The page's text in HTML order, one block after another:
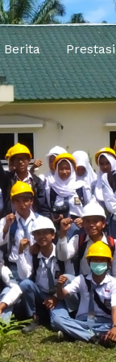
Berita Prestasi